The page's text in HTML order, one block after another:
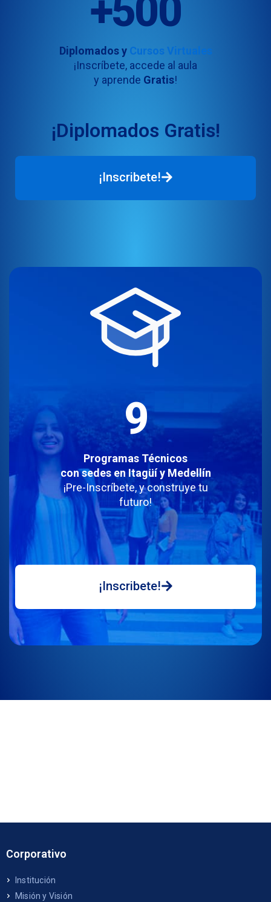
+500
Diplomados y Cursos Virtuales
¡Inscríbete, accede al aula
y aprende Gratis!
¡Diplomados Gratis!
¡Inscribete!
9
Programas Técnicos
con sedes en Itagüí y Medellín
¡Pre-Inscríbete, y construye tu
futuro!
¡Inscribete!
Corporativo
Institución
Misión y Visión